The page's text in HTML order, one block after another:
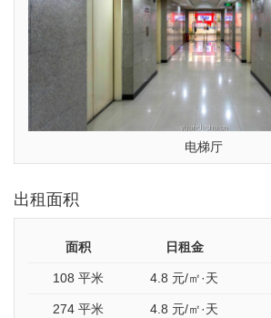
电梯厅
出租面积
面积 日租金
108 平米 4.8 元/㎡·天
274 平米 4.8 元/㎡·天